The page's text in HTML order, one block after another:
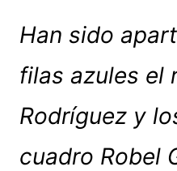
Han sido
filas azules el
Rodríguez y
cuadro Robel